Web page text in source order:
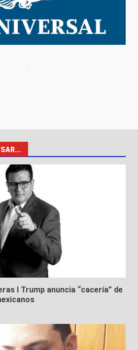
I Trump anuncia “cacería” de